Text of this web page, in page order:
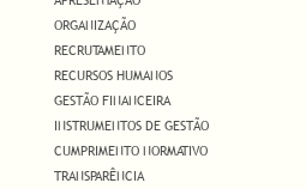
ORGANIZAÇÃO
RECRUTAMENTO
RECURSOS HUMANOS
GESTÃO FINANCEIRA
INSTRUMENTOS DE GESTÃO
CUMPRIMENTO NORMATIVO
TRANSPARÊNCIA